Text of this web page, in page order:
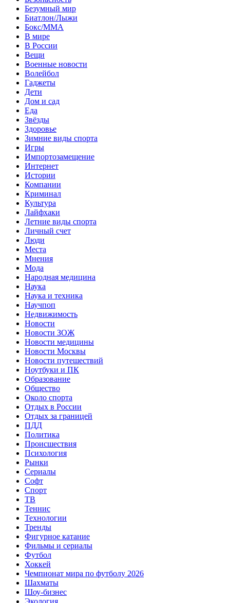
Безумный мир
Биатлон/Лыжи
Бокс/MMA
В мире
В России
Вещи
Военные новости
Волейбол
Гаджеты
Дети
Дом и сад
Еда
Звёзды
Здоровье
Зимние виды спорта
Игры
Импортозамещение
Интернет
Истории
Компании
Криминал
Культура
Лайфхаки
Летние виды спорта
Личный счет
Люди
Места
Мнения
Мода
Народная медицина
Наука
Наука и техника
Научпоп
Недвижимость
Новости
Новости ЗОЖ
Новости медицины
Новости Москвы
Новости путешествий
Ноутбуки и ПК
Образование
Общество
Около спорта
Отдых в России
Отдых за границей
ПДД
Политика
Происшествия
Психология
Рынки
Сериалы
Софт
Спорт
ТВ
Теннис
Технологии
Тренды
Фигурное катание
Фильмы и сериалы
Футбол
Хоккей
Чемпионат мира по футболу 2026
Шахматы
Шоу-бизнес
Экология